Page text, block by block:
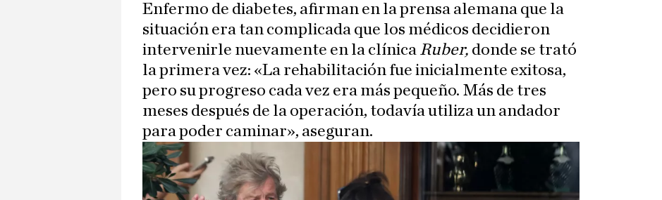
Enfermo de diabetes, afirman en la prensa alemana que la
situación era tan complicada que los médicos decidieron
intervenirle nuevamente en la clínica Ruber, donde se trató
la primera vez: «La rehabilitación fue inicialmente exitosa,
pero su progreso cada vez era más pequeño. Más de tres
meses después de la operación, todavía utiliza un andador
para poder caminar», aseguran.